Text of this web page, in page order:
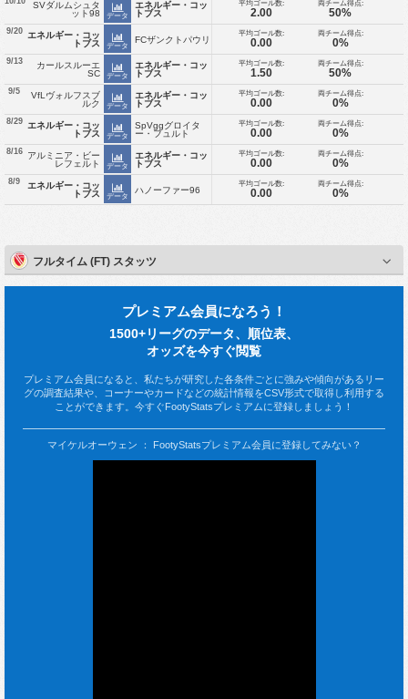
SVダルムシュタ
ット98
データ
エネルギー・コッ
トブス
平均ゴール数:
2.00
両チーム得点:
50%
9/20 エネルギー・コッ
トブス
データ
FCザンクトパウリ
平均ゴール数:
0.00
両チーム得点:
0%
9/13
カールスルーエ
SC
データ
エネルギー・コッ
トブス
平均ゴール数:
1.50
両チーム得点:
50%
9/5
VfLヴォルフスブ
ルク
データ
エネルギー・コッ
トブス
平均ゴール数:
0.00
両チーム得点:
0%
8/29 エネルギー・コッ
トブス
データ
SpVggグロイタ
ー・フュルト
平均ゴール数:
0.00
両チーム得点:
0%
8/16
アルミニア・ビー
レフェルト
データ
エネルギー・コッ
トブス
平均ゴール数:
0.00
両チーム得点:
0%
8/9
エネルギー・コッ
トブス
データ
ハノーファー96
平均ゴール数:
0.00
両チーム得点:
0%
フルタイム (FT) スタッツ
プレミアム会員になろう！
1500+リーグのデータ、順位表、
オッズを今すぐ閲覧
プレミアム会員になると、私たちが研究した各条件ごとに強みや傾向があるリー
グの調査結果や、コーナーやカードなどの統計情報をCSV形式で取得し利用する
ことができます。今すぐFootyStatsプレミアムに登録しましょう！
マイケルオーウェン ： FootyStatsプレミアム会員に登録してみない？